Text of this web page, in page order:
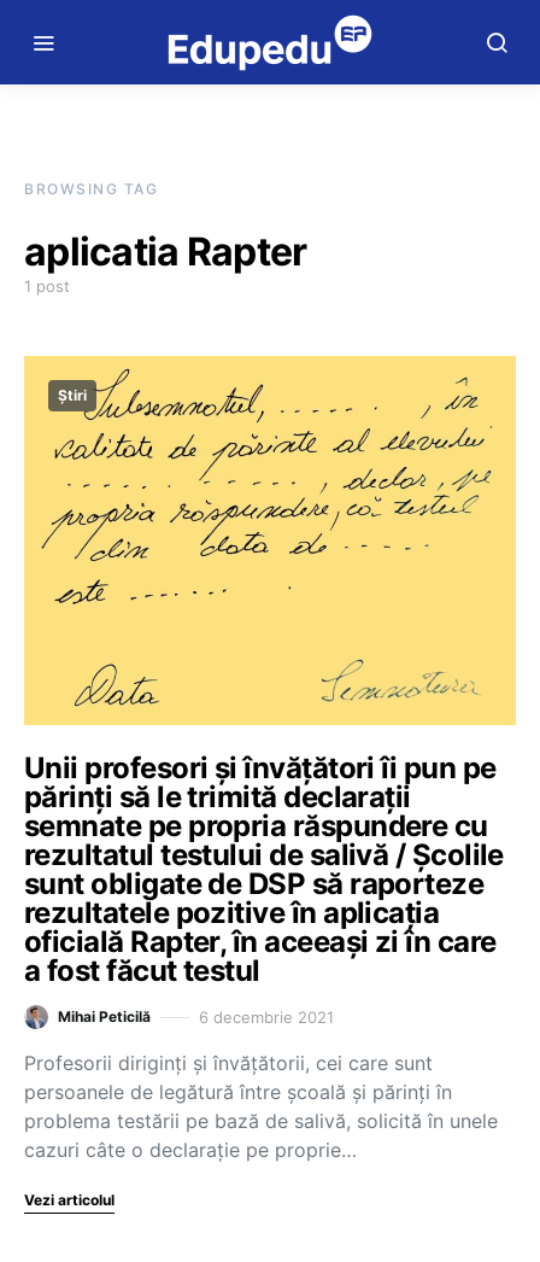
BROWSING TAG
aplicatia Rapter
1 post
Știri
Unii profesori și învățători îi pun pe
părinți să le trimită declarații
semnate pe propria răspundere cu
rezultatul testului de salivă / Școlile
sunt obligate de DSP să raporteze
rezultatele pozitive în aplicația
oficială Rapter, în aceeași zi în care
a fost făcut testul
Mihai Peticilă 6 decembrie 2021
Profesorii diriginți și învățătorii, cei care sunt
persoanele de legătură între școală și părinți în
problema testării pe bază de salivă, solicită în unele
cazuri câte o declarație pe proprie…
Vezi articolul